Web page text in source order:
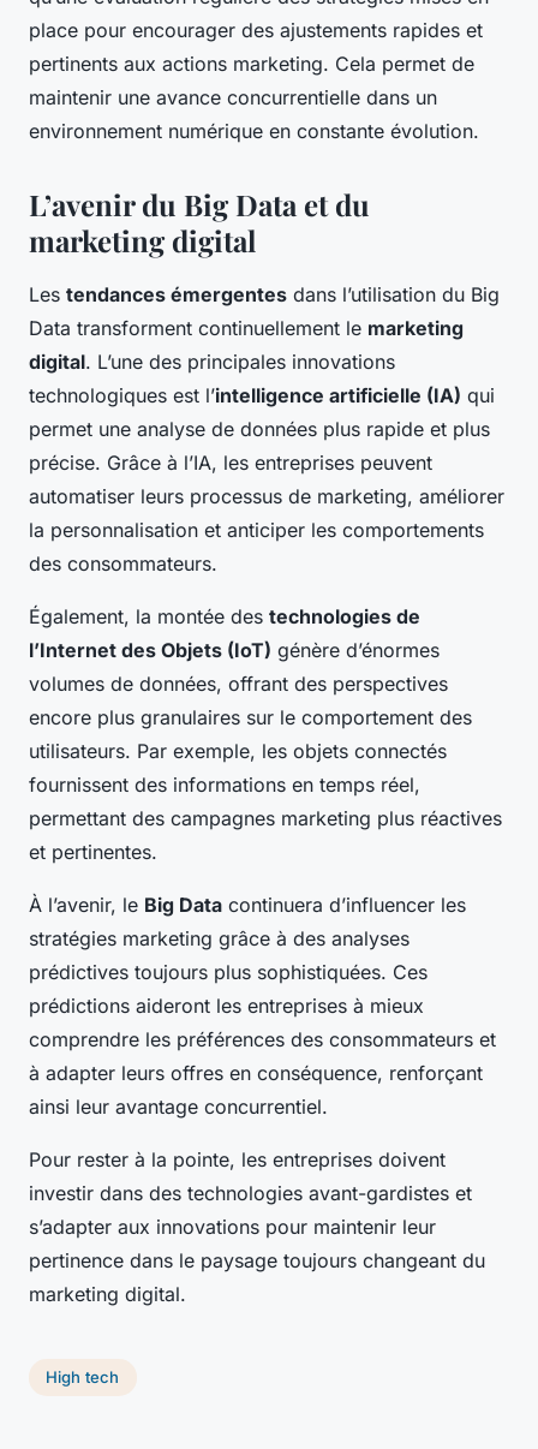
place pour encourager des ajustements rapides et
pertinents aux actions marketing. Cela permet de
maintenir une avance concurrentielle dans un
environnement numérique en constante évolution.
L’avenir du Big Data et du
marketing digital
Les tendances émergentes dans l’utilisation du Big
Data transforment continuellement le marketing
digital. L’une des principales innovations
technologiques est l’intelligence artificielle (IA) qui
permet une analyse de données plus rapide et plus
précise. Grâce à l’IA, les entreprises peuvent
automatiser leurs processus de marketing, améliorer
la personnalisation et anticiper les comportements
des consommateurs.
Également, la montée des technologies de
l’Internet des Objets (IoT) génère d’énormes
volumes de données, offrant des perspectives
encore plus granulaires sur le comportement des
utilisateurs. Par exemple, les objets connectés
fournissent des informations en temps réel,
permettant des campagnes marketing plus réactives
et pertinentes.
À l’avenir, le Big Data continuera d’influencer les
stratégies marketing grâce à des analyses
prédictives toujours plus sophistiquées. Ces
prédictions aideront les entreprises à mieux
comprendre les préférences des consommateurs et
à adapter leurs offres en conséquence, renforçant
ainsi leur avantage concurrentiel.
Pour rester à la pointe, les entreprises doivent
investir dans des technologies avant-gardistes et
s’adapter aux innovations pour maintenir leur
pertinence dans le paysage toujours changeant du
marketing digital.
High tech